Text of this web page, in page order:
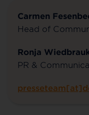
Carmen
Head of
Ronja
PR &